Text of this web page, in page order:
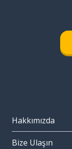
Hakkımızda
Bize Ulaşın